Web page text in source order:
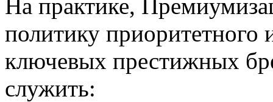
На практике,
политику приоритетного
ключевых престижных
служить: